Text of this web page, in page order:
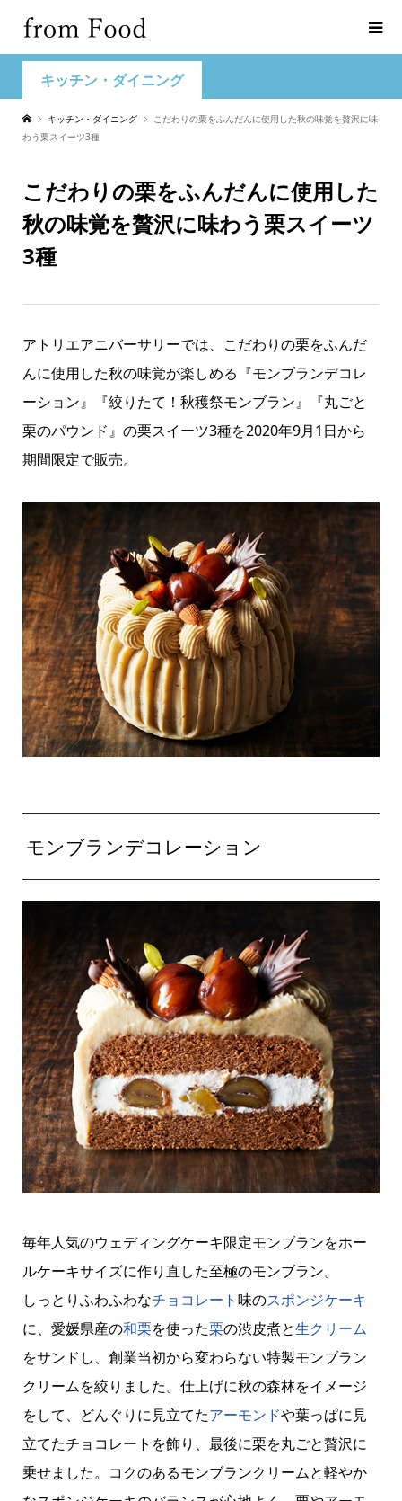
キッチン・ダイニング
キッチン・ダイニング
こだわりの栗をふんだんに使用した秋の味覚を贅沢に味
わう栗スイーツ3種
こだわりの栗をふんだんに使用した
秋の味覚を贅沢に味わう栗スイーツ
3種
アトリエアニバーサリーでは、こだわりの栗をふんだ
んに使用した秋の味覚が楽しめる『モンブランデコレ
ーション』『絞りたて！秋穫祭モンブラン』『丸ごと
栗のパウンド』の栗スイーツ3種を2020年9月1日から
期間限定で販売。
モンブランデコレーション
毎年人気のウェディングケーキ限定モンブランをホー
ルケーキサイズに作り直した至極のモンブラン。
しっとりふわふわなチョコレート味のスポンジケーキ
に、愛媛県産の和栗を使った栗の渋皮煮と生クリーム
をサンドし、創業当初から変わらない特製モンブラン
クリームを絞りました。仕上げに秋の森林をイメージ
をして、どんぐりに見立てたアーモンドや葉っぱに見
立てたチョコレートを飾り、最後に栗を丸ごと贅沢に
乗せました。コクのあるモンブランクリームと軽やか